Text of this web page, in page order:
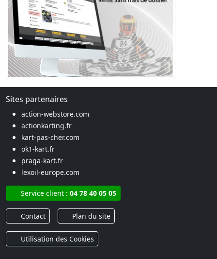
Sites partenaires
action-webstore.com
actionkarting.fr
kart-pas-cher.com
ok1-kart.fr
praga-kart.fr
lexoil-europe.com
Service client : 04 78 40 05 05
Contact Plan du site
Utilisation des Cookies